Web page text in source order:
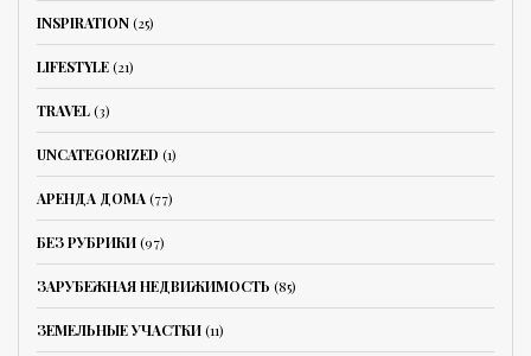
INSPIRATION(25)
LIFESTYLE(21)
TRAVEL(3)
UNCATEGORIZED (1)
АРЕНДА ДОМА(77)
БЕЗ РУБРИКИ(97)
ЗАРУБЕЖНАЯ НЕДВИЖИМОСТЬ (85)
ЗЕМЕЛЬНЫЕ УЧАСТКИ(11)